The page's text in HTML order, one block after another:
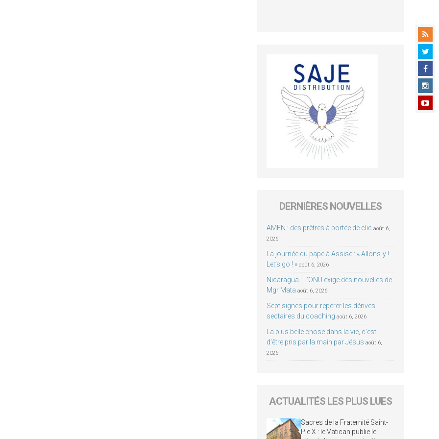
DERNIÈRES NOUVELLES
AMEN : des prêtres à portée de clic août 6,
2026
La journée du pape à Assise : « Allons-y !
Let’s go ! » août 6, 2026
Nicaragua : L’ONU exige des nouvelles de
Mgr Mata août 6, 2026
Sept signes pour repérer les dérives
sectaires du coaching août 6, 2026
La plus belle chose dans la vie, c’est
d’être pris par la main par Jésus août 6,
2026
ACTUALITÉS LES PLUS LUES
Sacres de la Fraternité Saint-
Pie X : le Vatican publie le